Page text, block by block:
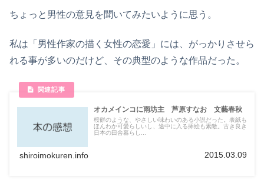
ちょっと男性の意見を聞いてみたいように思う。
私は「男性作家の描く女性の恋愛」には、がっかりさせら
れる事が多いのだけど、その典型のような作品だった。
オカメインコに雨坊主 芦原すなお 文藝春秋
桜餅のような、やさしい味わいのある小説だった。表紙も
ほんわか可愛らしいし、途中に入る挿絵も素敵。古き良き
日本の田舎暮らし...
shiroimokuren.info 2015.03.09